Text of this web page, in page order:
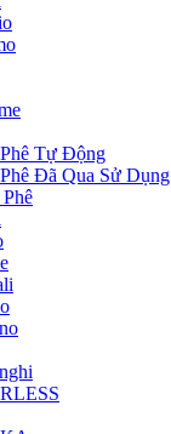
Tự Động
Đã Qua Sử Dụng